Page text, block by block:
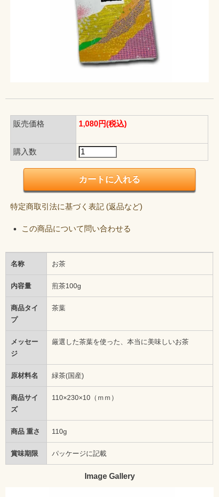
販売価格 1,080円(税込)
購入数
特定商取引法に基づく表記 (返品など)
この商品について問い合わせる
名称 お茶
内容量 煎茶100g
商品タイ
プ
茶葉
メッセー
ジ
厳選した茶葉を使った、本当に美味しいお茶
原材料名 緑茶(国産)
商品サイ
ズ
110×230×10（ｍｍ）
商品 重さ 110g
賞味期限 パッケージに記載
Image Gallery